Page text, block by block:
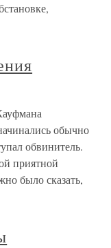
обычно
обвинитель.
приятной
было сказать,